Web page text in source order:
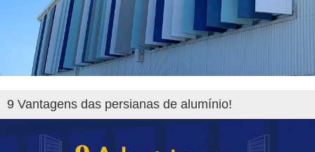
9 Vantagens das persianas de alumínio!